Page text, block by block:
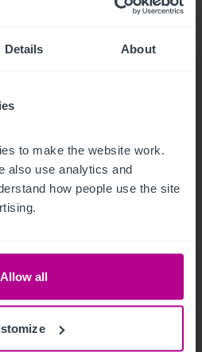
Details About
to make the website work.
also use analytics and
how people use the site
Allow all
Porto en 2020